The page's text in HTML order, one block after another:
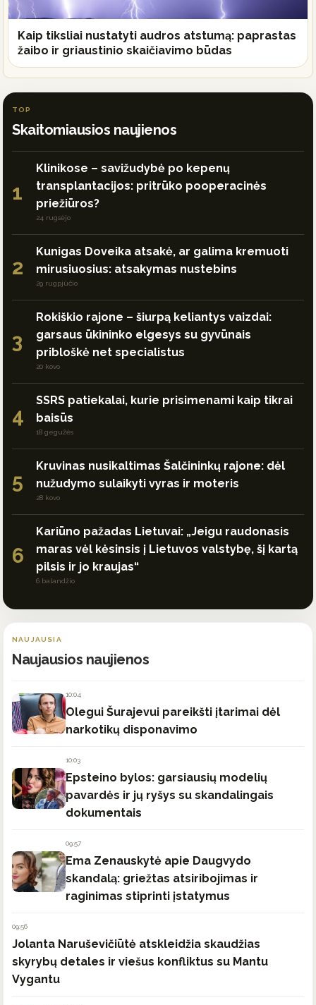
Kaip tiksliai nustatyti audros atstumą: paprastas
žaibo ir griaustinio skaičiavimo būdas
TOP
Skaitomiausios naujienos
1
Klinikose – savižudybė po kepenų
transplantacijos: pritrūko pooperacinės
priežiūros?
24 rugsėjo
2
Kunigas Doveika atsakė, ar galima kremuoti
mirusiuosius: atsakymas nustebins
29 rugpjūčio
3
Rokiškio rajone – šiurpą keliantys vaizdai:
garsaus ūkininko elgesys su gyvūnais
pribloškė net specialistus
20 kovo
4
SSRS patiekalai, kurie prisimenami kaip tikrai
baisūs
18 gegužės
5
Kruvinas nusikaltimas Šalčininkų rajone: dėl
nužudymo sulaikyti vyras ir moteris
28 kovo
6
Kariūno pažadas Lietuvai: „Jeigu raudonasis
maras vėl kėsinsis į Lietuvos valstybę, šį kartą
pilsis ir jo kraujas“
6 balandžio
NAUJAUSIA
Naujausios naujienos
10:04
Olegui Šurajevui pareikšti įtarimai dėl
narkotikų disponavimo
10:03
Epsteino bylos: garsiausių modelių
pavardės ir jų ryšys su skandalingais
dokumentais
09:57
Ema Zenauskytė apie Daugvydo
skandalą: griežtas atsiribojimas ir
raginimas stiprinti įstatymus
09:56
Jolanta Naruševičiūtė atskleidžia skaudžias
skyrybų detales ir viešus konfliktus su Mantu
Vygantu